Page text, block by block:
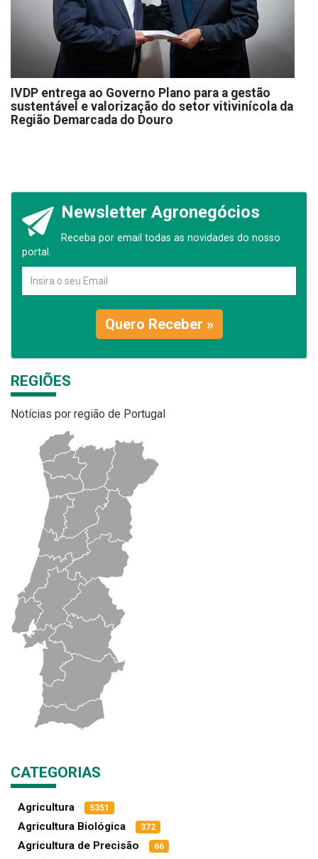
IVDP entrega ao Governo Plano para a gestão
sustentável e valorização do setor vitivinícola da
Região Demarcada do Douro
Newsletter Agronegócios
Receba por email todas as novidades do nosso
portal.
Quero Receber »
REGIÕES
Notícias por região de Portugal
CATEGORIAS
Agricultura 5351
Agricultura Biológica 372
Agricultura de Precisão 66